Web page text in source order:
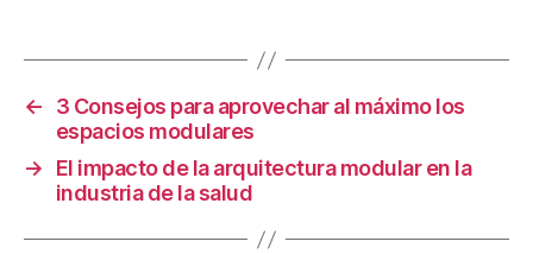
←
3 Consejos para aprovechar al máximo los
espacios modulares
→
El impacto de la arquitectura modular en la
industria de la salud